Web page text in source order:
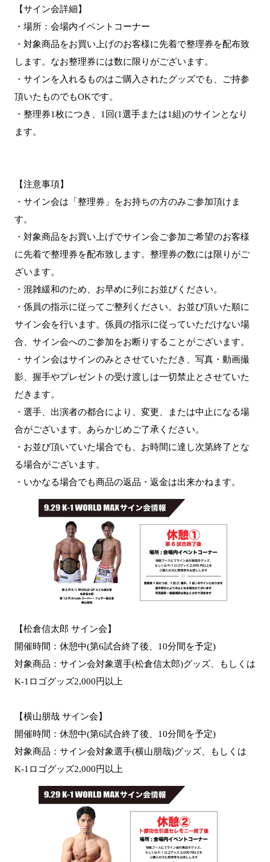
【サイン会詳細】
・場所：会場内イベントコーナー
・対象商品をお買い上げのお客様に先着で整理券を配布致
します。なお整理券には数に限りがございます。
・サインを入れるものはご購入されたグッズでも、ご持参
頂いたものでもOKです。
・整理券1枚につき、1回(1選手または1組)のサインとなり
ます。
【注意事項】
・サイン会は「整理券」をお持ちの方のみご参加頂けま
す。
・対象商品をお買い上げでサイン会ご参加ご希望のお客様
に先着で整理券を配布致します。整理券の数には限りがご
ざいます。
・混雑緩和のため、お早めに列にお並びください。
・係員の指示に従ってご整列ください。お並び頂いた順に
サイン会を行います。係員の指示に従っていただけない場
合、サイン会へのご参加をお断りすることがございます。
・サイン会はサインのみとさせていただき、写真・動画撮
影、握手やプレゼントの受け渡しは一切禁止とさせていた
だきます。
・選手、出演者の都合により、変更、または中止になる場
合がございます。あらかじめご了承ください。
・お並び頂いていた場合でも、お時間に達し次第終了とな
る場合がございます。
・いかなる場合でも商品の返品・返金は出来かねます。
【松倉信太郎 サイン会】
開催時間：休憩中(第6試合終了後、10分間を予定)
対象商品：サイン会対象選手(松倉信太郎)グッズ、もしくは
K-1ロゴグッズ2,000円以上
【横山朋哉 サイン会】
開催時間：休憩中(第6試合終了後、10分間を予定)
対象商品：サイン会対象選手(横山朋哉)グッズ、もしくは
K-1ロゴグッズ2,000円以上